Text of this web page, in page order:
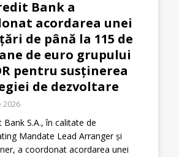
Bank a
acordarea unei
de până la 115 de
de euro grupului
pentru susținerea
de dezvoltare
2026
Bank S.A., în calitate de
Mandate Lead Arranger și
a coordonat acordarea unei